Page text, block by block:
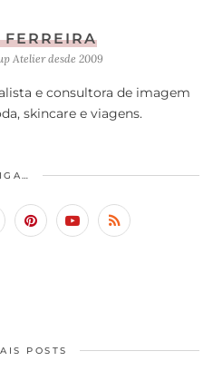
Atelier desde 2009
e consultora de imagem
skincare e viagens.
POSTS